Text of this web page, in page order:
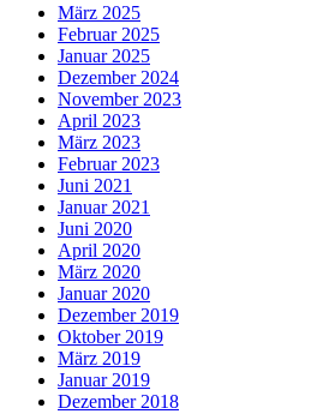
März 2025
Februar 2025
Januar 2025
Dezember 2024
November 2023
April 2023
März 2023
Februar 2023
Juni 2021
Januar 2021
Juni 2020
April 2020
März 2020
Januar 2020
Dezember 2019
Oktober 2019
März 2019
Januar 2019
Dezember 2018